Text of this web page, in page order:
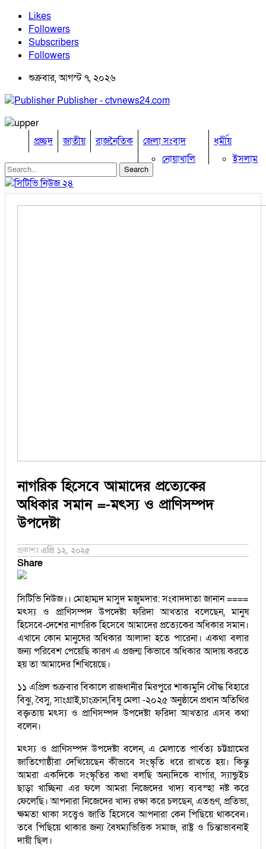
Likes
Followers
Subscribers
Followers
শুক্রবার, আগস্ট ৭, ২০২৬
Publisher - ctvnews24.com
প্রচ্ছদ জাতীয় রাজনৈতিক
জেলা সংবাদ
নোয়াখালি
ধর্মীয়
ইসলাম
নাগরিক হিসেবে আমাদের প্রত্যেকের
অধিকার সমান =-মৎস্য ও প্রাণিসম্পদ
উপদেষ্টা
প্রকাশঃ এপ্রি ১২, ২০২৫
Share
সিটিভি নিউজ।। মোহাম্মদ মাসুদ মজুমদার: সংবাদদাতা জানান ====
মৎস্য ও প্রাণিসম্পদ উপদেষ্টা ফরিদা আখতার বলেছেন, মানুষ
হিসেবে-দেশের নাগরিক হিসেবে আমাদের প্রত্যেকের অধিকার সমান।
এখানে কোন মানুষের অধিকার আলাদা হতে পারেনা। একথা বলার
জন্য পরিবেশ পেয়েছি কারণ এ প্রজন্ম কিভাবে অধিকার আদায় করতে
হয় তা আমাদের শিখিয়েছে।
১১ এপ্রিল শুক্রবার বিকালে রাজধানীর মিরপুরে শাক্যমুনি বৌদ্ধ বিহারে
বিঝু, বৈসু, সাংগ্রাই,চাংক্রান,বিষু মেলা -২০২৫ অনুষ্ঠানে প্রধান অতিথির
বক্তৃতায় মৎস্য ও প্রাণিসম্পদ উপদেষ্টা ফরিদা আখতার এসব কথা
বলেন।
মৎস্য ও প্রাণিসম্পদ উপদেষ্টা বলেন, এ মেলাতে পার্বত্য চট্টগ্রামের
জাতিগোষ্ঠীরা দেখিয়েছেন কীভাবে সংস্কৃতি ধরে রাখতে হয়। কিন্তু
আমরা একদিকে সংস্কৃতির কথা বলছি অন্যদিকে বার্গার, স্যান্ডুইচ
ছাড়া খাচ্ছিনা এর ফলে আমরা নিজেদের খাদ্য ব্যবস্হা নষ্ট করে
ফেলেছি। আপনারা নিজেদের খাদ্য রক্ষা করে চলছেন, এতগুণ, প্রতিভা,
ক্ষমতা থাকা সত্ত্বেও জাতি হিসেবে আপনারা কেন পিছিয়ে থাকবেন।
তবে পিছিয়ে থাকার জন্য বৈষম্যভিত্তিক সমাজ, রাষ্ট্র ও চিন্তাভাবনাই
দায়ী ছিল।